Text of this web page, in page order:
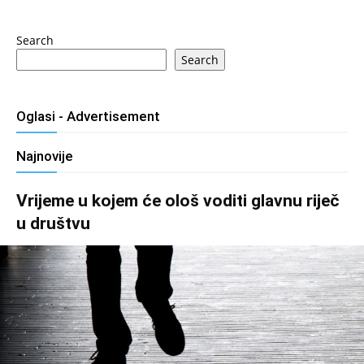
Search
Search
Oglasi - Advertisement
Najnovije
Vrijeme u kojem će ološ voditi glavnu riječ
u društvu